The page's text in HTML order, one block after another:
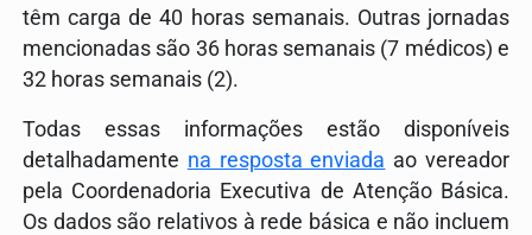
têm carga de 40 horas semanais. Outras jornadas
mencionadas são 36 horas semanais (7 médicos) e
32 horas semanais (2).
Todas essas informações estão disponíveis
detalhadamente na resposta enviada ao vereador
pela Coordenadoria Executiva de Atenção Básica.
Os dados são relativos à rede básica e não incluem